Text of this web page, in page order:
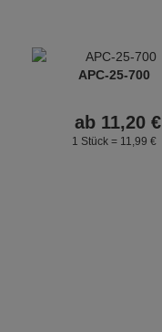
APC-25-700
ab 11,20 €
1 Stück = 11, 99 €